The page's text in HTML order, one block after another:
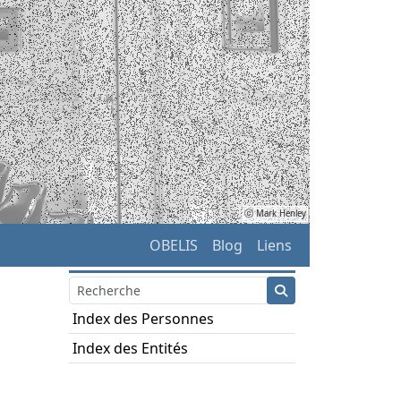
ⓒ Mark Henley
OBELIS Blog Liens
Index des Personnes
Index des Entités